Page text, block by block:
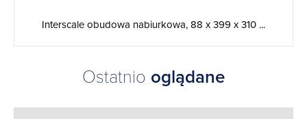
Interscale obudowa nabiurkowa, 88 x 399 x 310 ...
Ostatnio oglądane